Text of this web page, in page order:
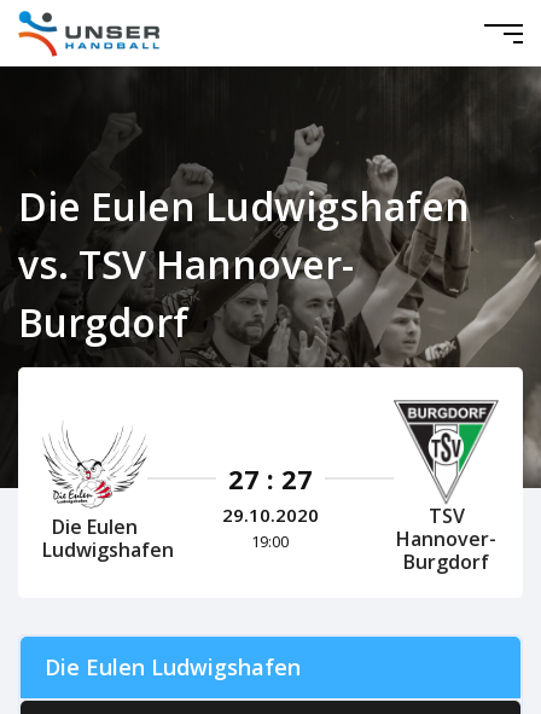
Die Eulen Ludwigshafen
vs. TSV Hannover-
Burgdorf
Die Eulen
Ludwigshafen
27 : 27
29.10.2020
19:00
TSV
Hannover-
Burgdorf
Die Eulen Ludwigshafen